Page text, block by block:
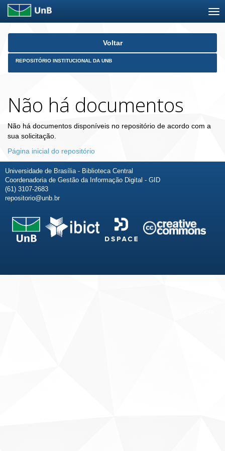
Skip
Voltar
REPOSITÓRIO INSTITUCIONAL DA UNB
Não há documentos
Não há documentos disponíveis no repositório de acordo com a
sua solicitação.
Página inicial do repositório
Universidade de Brasília - Biblioteca Central
Coordenadoria de Gestão da Informação Digital - GID
(61) 3107-2683
repositorio@unb.br